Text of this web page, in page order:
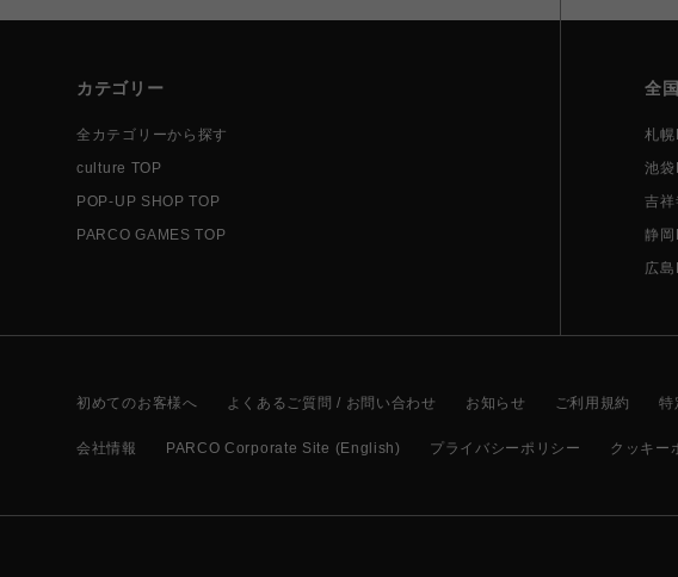
カテゴリー
全カテゴリーから探す
culture TOP
POP-UP SHOP TOP
PARCO GAMES TOP
全
札
池
吉祥
静
広
初めてのお客様へ よくあるご質問 / お問い合わせ お知らせ ご利用規約 特
会社情報 PARCO Corporate Site (English) プライバシーポリシー クッキー